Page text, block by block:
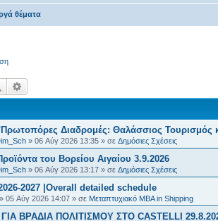
θέματα
Αναζήτηση
Διαδρομές: Θαλάσσιος Τουρισμός
» 06 Αύγ 2026 13:35 » σε Δημόσιες Σχέσεις
του Βορείου Αιγαίου 3.9.2026
» 06 Αύγ 2026 13:17 » σε Δημόσιες Σχέσεις
2027 |Overall detailed schedule
» 05 Αύγ 2026 14:07 » σε Μεταπτυχιακό MBA in Shipping
ΒΡΑΔΙΑ ΠΟΛΙΤΙΣΜΟΥ ΣΤΟ CASTELLI